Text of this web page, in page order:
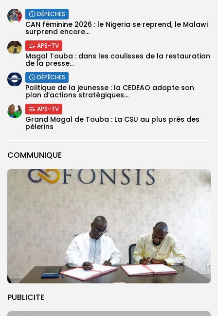
COMMUNIQUE
PUBLICITE
DÉPÊCHES
‎CAN féminine 2026 : le Nigeria se reprend, le Malawi
surprend encore...
APS-TV
Magal Touba : dans les coulisses de la restauration
de la presse...
DÉPÊCHES
Politique de la jeunesse : la CEDEAO adopte son
plan d’actions stratégiques...
APS-TV
Grand Magal de Touba : La CSU au plus près des
pèlerins